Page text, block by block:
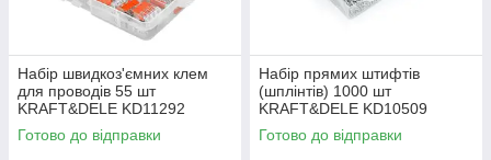
Набір швидкоз'ємних клем
для проводів 55 шт
KRAFT&DELE KD11292
(0,14–4,0 мм², 2/3/5
контактів)
Готово до відправки
Набір прямих штифтів
(шплінтів) 1000 шт
KRAFT&DELE KD10509
(сталеві, органайзер)
Готово до відправки